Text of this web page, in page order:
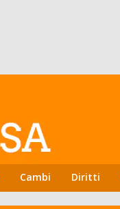
Cambi Diritti